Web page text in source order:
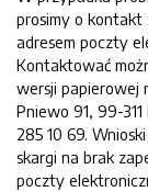
prosimy o kontakt
adresem poczty
Kontaktować
wersji papierowej
Pniewo 91, 99-
285 10 69.
skargi na brak
poczty